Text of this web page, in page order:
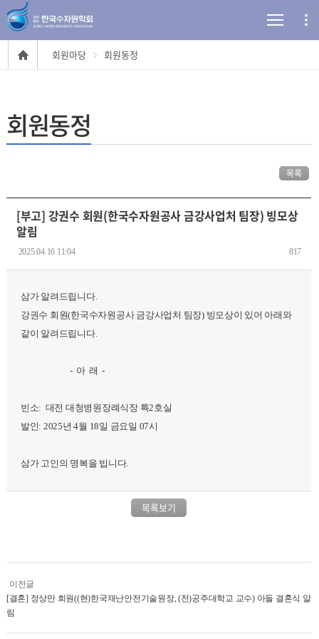
회원마당 회원동정
회원동정
목록
[부고] 강권수 회원(한국수자원공사 금강사업처 팀장) 빙모상
알림
2025.04.16 11:04 817
삼가 알려드립니다.
강권수 회원(한국수자원공사 금강사업처 팀장) 빙모상이 있어 아래와
같이 알려드립니다.
- 아 래 -
빈소: 대전 대청병원장례식장 특2호실
발인: 2025년 4월 18일 금요일 07시
삼가 고인의 명복을 빕니다.
목록보기
이전글
[결혼] 정상만 회원((현)한국재난안전기술원장, (전)공주대학교 교수) 아들 결혼식 알
림